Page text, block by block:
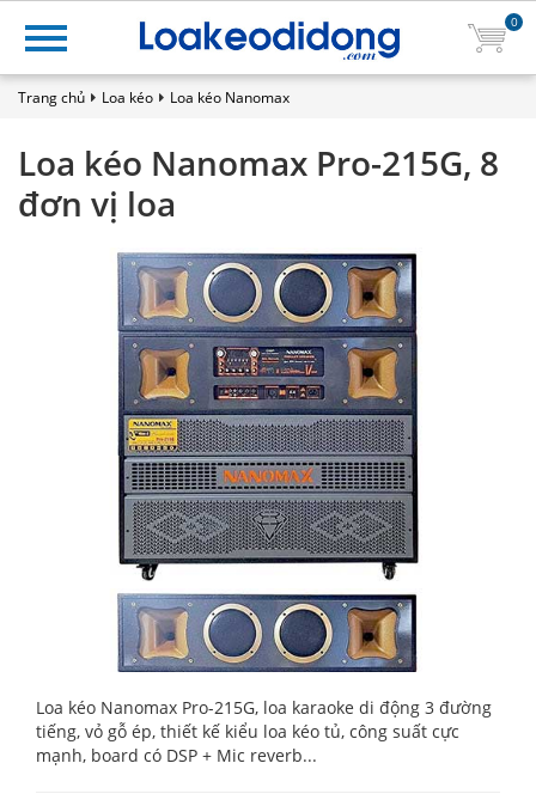
0
Trang chủ Loa kéo Loa kéo Nanomax
Loa kéo Nanomax Pro-215G, 8
đơn vị loa
Loa kéo Nanomax Pro-215G, loa karaoke di động 3 đường
tiếng, vỏ gỗ ép, thiết kế kiểu loa kéo tủ, công suất cực
mạnh, board có DSP + Mic reverb...